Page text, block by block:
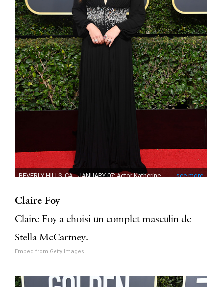
Claire Foy
Claire Foy a choisi un complet masculin de
Stella McCartney.
Embed from Getty Images